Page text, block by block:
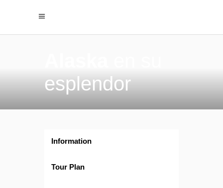
esplendor
Information
Tour Plan